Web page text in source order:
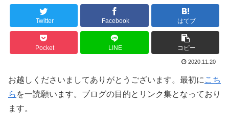
Twitter Facebook はてブ
Pocket LINE コピー
2020.11.20
お越しくださいましてありがとうございます。最初に こち
ら を一読願います。ブログの目的とリンク集となっており
ます。